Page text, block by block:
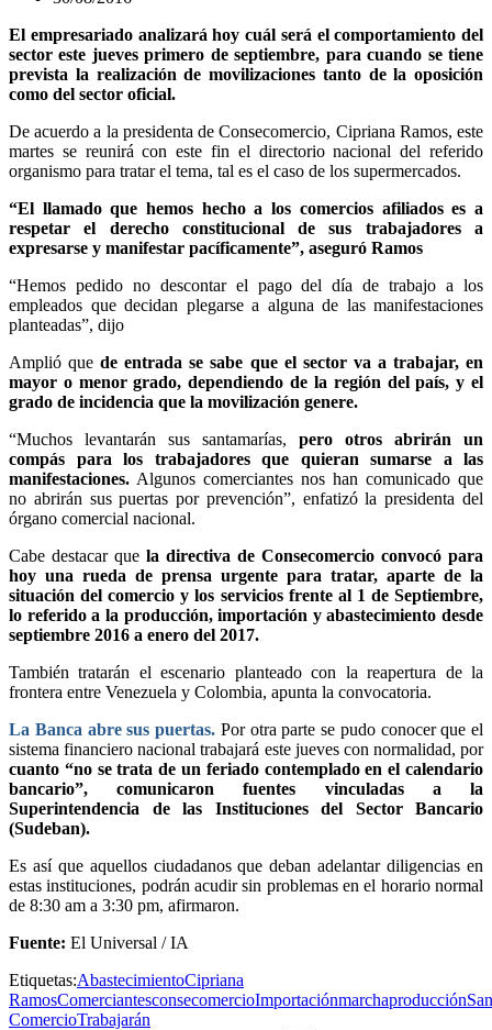
El empresariado analizará hoy cuál será el comportamiento del
sector este jueves primero de septiembre, para cuando se tiene
prevista la realización de movilizaciones tanto de la oposición
como del sector oficial.
De acuerdo a la presidenta de Consecomercio, Cipriana Ramos, este
martes se reunirá con este fin el directorio nacional del referido
organismo para tratar el tema, tal es el caso de los supermercados.
“El llamado que hemos hecho a los comercios afiliados es a
respetar el derecho constitucional de sus trabajadores a
expresarse y manifestar pacíficamente”, aseguró Ramos
“Hemos pedido no descontar el pago del día de trabajo a los
empleados que decidan plegarse a alguna de las manifestaciones
planteadas”, dijo
Amplió quede entrada se sabe que el sector va a trabajar, en
mayor o menor grado, dependiendo de la región del país, y el
grado de incidencia que la movilización genere.
“Muchos levantarán sus santamarías, pero otros abrirán un
compás para los trabajadores que quieran sumarse a las
manifestaciones. Algunos comerciantes nos han comunicado que
no abrirán sus puertas por prevención”, enfatizó la presidenta del
órgano comercial nacional.
Cabe destacar que la directiva de Consecomercio convocó para
hoy una rueda de prensa urgente para tratar, aparte de la
situación del comercio y los servicios frente al 1 de Septiembre,
lo referido a la producción, importación y abastecimiento desde
septiembre 2016 a enero del 2017.
También tratarán el escenario planteado con la reapertura de la
frontera entre Venezuela y Colombia, apunta la convocatoria.
La Banca abre sus puertas. Por otra parte se pudo conocer que el
sistema financiero nacional trabajará este jueves con normalidad, por
cuanto “no se trata de un feriado contemplado en el calendario
bancario”, comunicaron fuentes vinculadas a la
Superintendencia de las Instituciones del Sector Bancario
(Sudeban).
Es así que aquellos ciudadanos que deban adelantar diligencias en
estas instituciones, podrán acudir sin problemas en el horario normal
de 8:30 am a 3:30 pm, afirmaron.
Fuente: El Universal / IA
Etiquetas:AbastecimientoCipriana
RamosComerciantesconsecomercioImportaciónmarchaproducción
ComercioTrabajarán